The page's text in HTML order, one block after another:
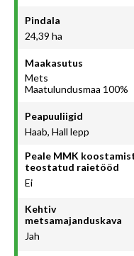
Pindala
24,39 ha
Maakasutus
Mets
Maatulundusmaa 100%
Peapuuliigid
Haab, Hall lepp
Peale MMK
teostatud raietööd
Ei
Kehtiv
metsamajanduskava
Jah